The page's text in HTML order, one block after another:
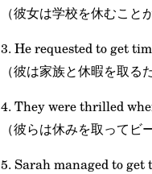
（彼女は学校を休むこと
3. He requested to get
（彼は家族と休暇を取る
4. They were thrilled
（彼らは休みを取って
5. Sarah managed to